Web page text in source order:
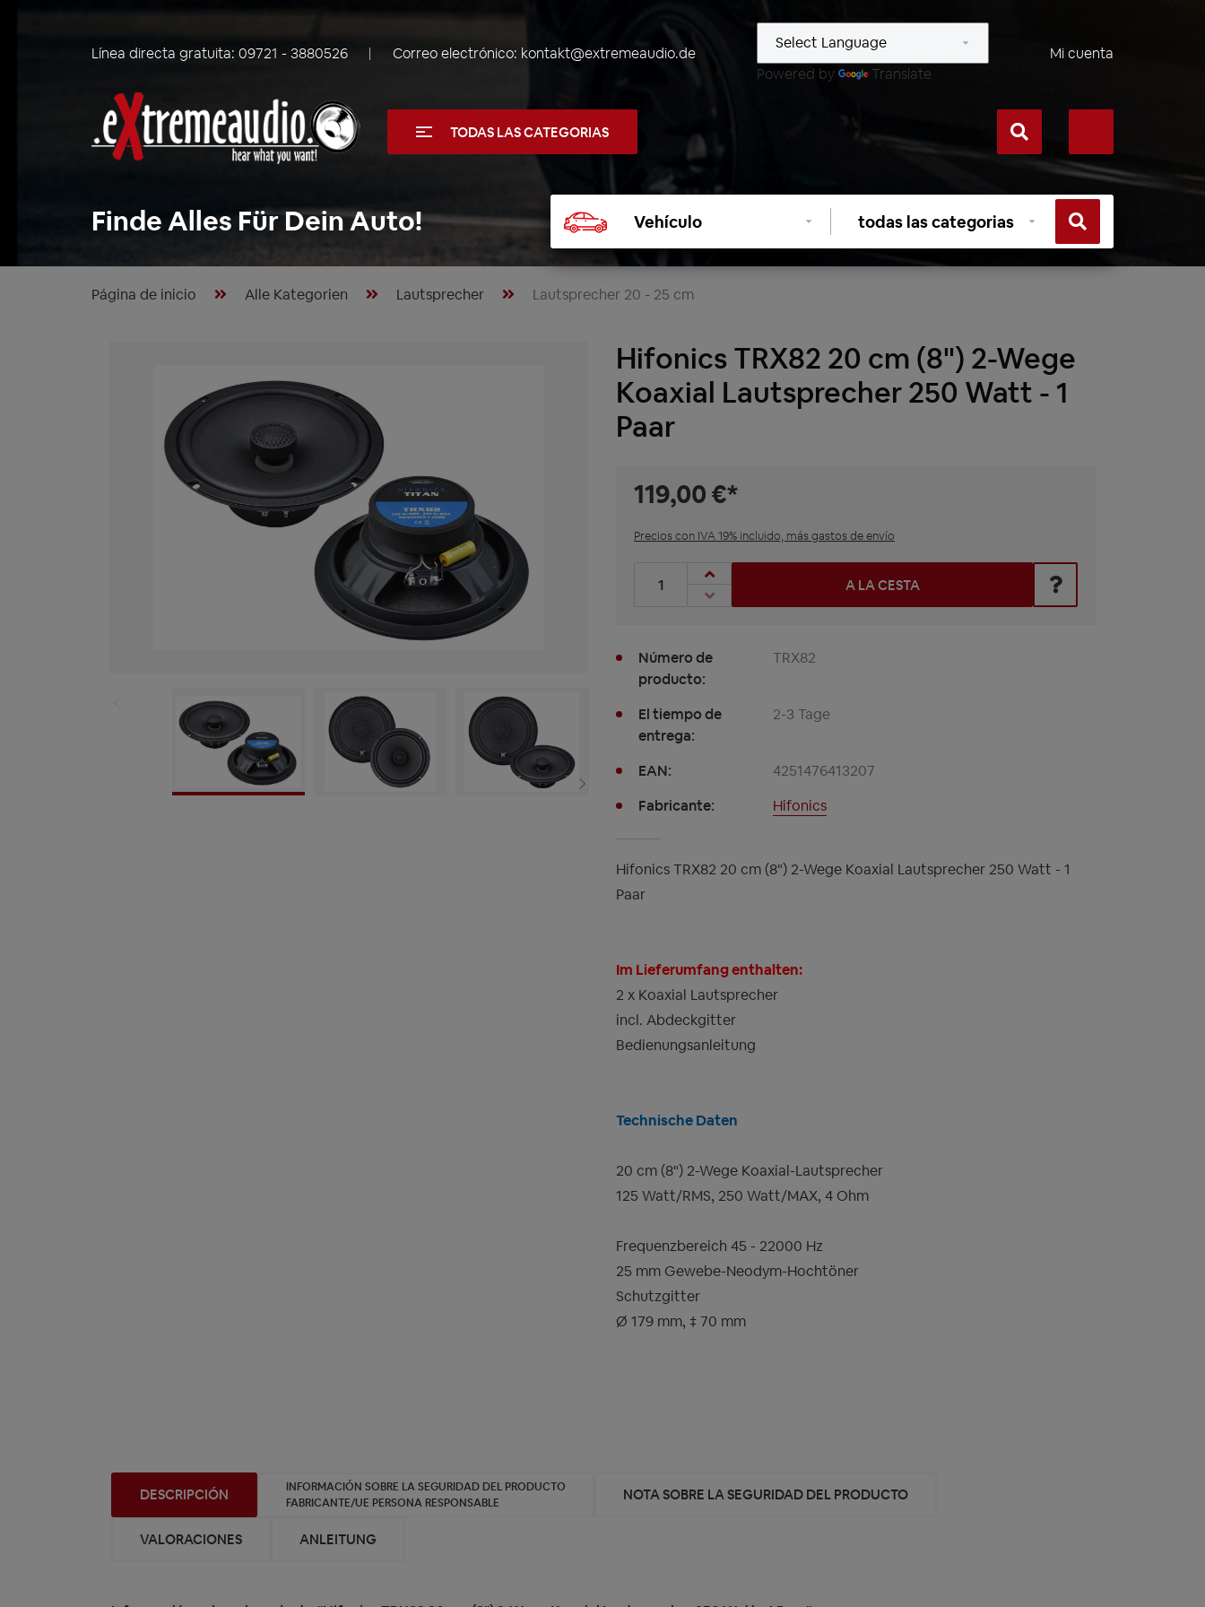
Línea directa gratuita: 09721 - 3880526 Correo electrónico: kontakt@extremeaudio.de
Powered by
Translate
Mi cuenta
TODAS LAS CATEGORIAS
Finde Alles Für Dein Auto!
vehículo
Seleccionar
categoría
Página de inicio Alle Kategorien Lautsprecher Lautsprecher 20 - 25 cm
Hifonics TRX82 20 cm (8") 2-Wege
Koaxial Lautsprecher 250 Watt - 1
Paar
119,00 €*
Precios con IVA 19% incluido, más gastos de envío
Cantidad de productos: Introduce el valor deseado o utiliza los botones para aumentar
A LA CESTA
Número de
producto:
TRX82
El tiempo de
entrega:
2-3 Tage
EAN:
4251476413207
Fabricante:
Hifonics
Hifonics TRX82 20 cm (8") 2-Wege Koaxial Lautsprecher 250 Watt - 1
Paar
Im Lieferumfang enthalten:
2 x Koaxial Lautsprecher
incl. Abdeckgitter
Bedienungsanleitung
Technische Daten
20 cm (8") 2-Wege Koaxial-Lautsprecher
125 Watt/RMS, 250 Watt/MAX, 4 Ohm
Frequenzbereich 45 - 22000 Hz
25 mm Gewebe-Neodym-Hochtöner
Schutzgitter
Ø 179 mm, ‡ 70 mm
DESCRIPCIÓN
INFORMACIÓN SOBRE LA SEGURIDAD DEL PRODUCTO
FABRICANTE/UE PERSONA RESPONSABLE
NOTA SOBRE LA SEGURIDAD DEL PRODUCTO
VALORACIONES ANLEITUNG